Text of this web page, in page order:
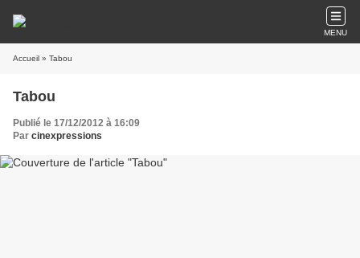
MENU
Accueil » Tabou
Tabou
Publié le 17/12/2012 à 16:09
Par cinexpressions